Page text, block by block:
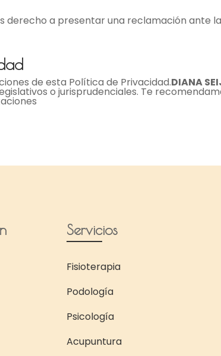
derecho a presentar una reclamación ante
de esta Política de Privacidad.DIANA
o jurisprudenciales. Te
Servicios
Fisioterapia
Podología
Psicología
Acupuntura